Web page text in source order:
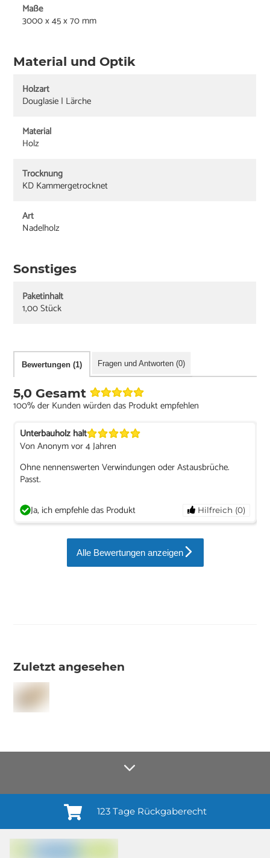
Maße
3000 x 45 x 70 mm
Material und Optik
Holzart
Douglasie | Lärche
Material
Holz
Trocknung
KD Kammergetrocknet
Art
Nadelholz
Sonstiges
Paketinhalt
1,00 Stück
Bewertungen (1) Fragen und Antworten (0)
5,0 Gesamt
100% der Kunden würden das Produkt empfehlen
Unterbauholz halt
Von Anonym vor 4 Jahren
Ohne nennenswerten Verwindungen oder Astausbrüche.
Passt.
Ja, ich empfehle das Produkt Hilfreich (0)
Alle Bewertungen anzeigen
Zuletzt angesehen
Anmelden¹
123 Tage Rückgaberecht